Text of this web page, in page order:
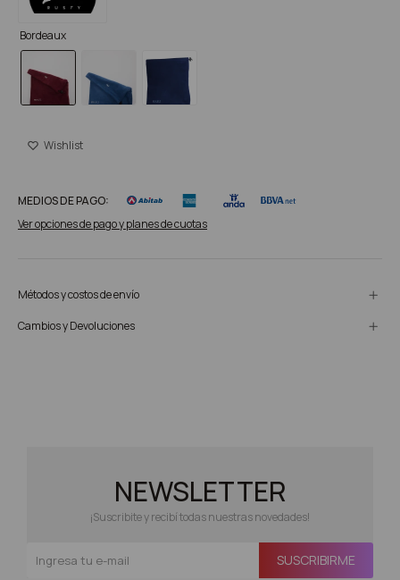
Bordeaux
MEDIOS DE PAGO:
Ver opciones de pago y planes de cuotas
Métodos y costos de envío
Cambios y Devoluciones
NEWSLETTER
¡Suscribite y recibí todas nuestras novedades!
SUSCRIBIRME